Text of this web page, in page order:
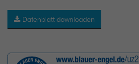
Datenblatt downloaden